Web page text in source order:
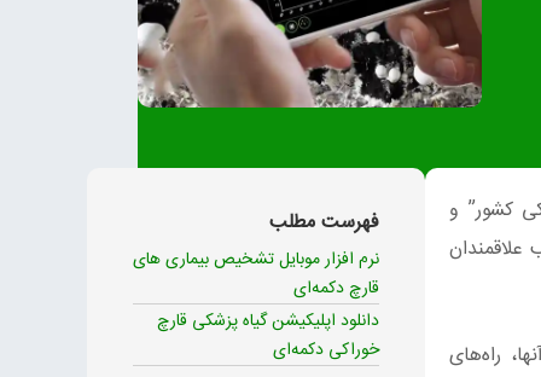
کشور” و
راه‌های
فهرست مطلب
نرم افزار موبایل تشخیص بیماری های
قارچ دکمه‌ای
دانلود اپلیکیشن گیاه پزشکی قارچ
خوراکی دکمه‌ای